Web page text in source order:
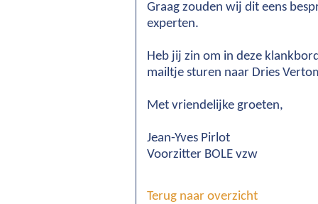
Graag zouden wij dit eens
experten.
Heb jij zin om in deze
mailtje sturen naar Dries
Met vriendelijke groeten,
Jean-Yves Pirlot
Voorzitter BOLE vzw
Terug naar overzicht